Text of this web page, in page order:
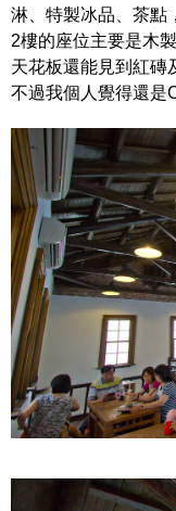
淋、特製冰品、茶點，
2樓的座位主要是木
天花板還能見到紅磚
不過我個人覺得還是